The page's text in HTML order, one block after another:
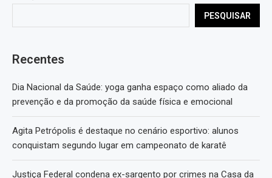
PESQUISAR
Recentes
Dia Nacional da Saúde: yoga ganha espaço como aliado da
prevenção e da promoção da saúde física e emocional
Agita Petrópolis é destaque no cenário esportivo: alunos
conquistam segundo lugar em campeonato de karatê
Justiça Federal condena ex-sargento por crimes na Casa da